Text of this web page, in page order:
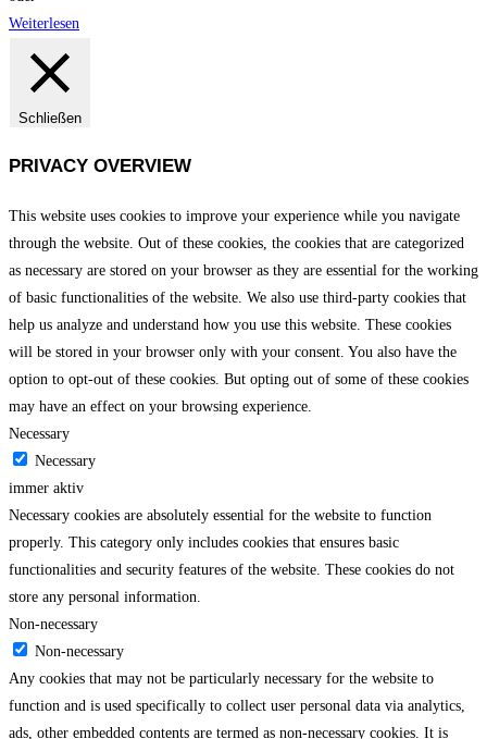
Weiterlesen
Schließen
PRIVACY OVERVIEW
This website uses cookies to improve your experience while you navigate
through the website. Out of these cookies, the cookies that are categorized
as necessary are stored on your browser as they are essential for the working
of basic functionalities of the website. We also use third-party cookies that
help us analyze and understand how you use this website. These cookies
will be stored in your browser only with your consent. You also have the
option to opt-out of these cookies. But opting out of some of these cookies
may have an effect on your browsing experience.
Necessary
Necessary
immer aktiv
Necessary cookies are absolutely essential for the website to function
properly. This category only includes cookies that ensures basic
functionalities and security features of the website. These cookies do not
store any personal information.
Non-necessary
Non-necessary
Any cookies that may not be particularly necessary for the website to
function and is used specifically to collect user personal data via analytics,
ads, other embedded contents are termed as non-necessary cookies. It is